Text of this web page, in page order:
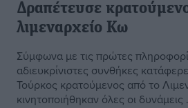
Δραπέτευσε
λιμεναρχείο Κω
Σύμφωνα με τις πρώτες
αδιευκρίνιστες συνθήκες
Τούρκος κρατούμενος από το
κινητοποιήθηκαν όλες οι δυνάμεις